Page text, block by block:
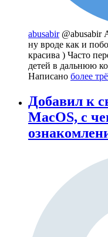
abusabir @abusabir
ну вроде как и
красива ) Часто
детей в дальнюю
Написано более
Добавил к
MacOS, с